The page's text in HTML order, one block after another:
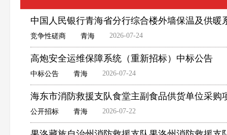
中国人民银行青海省分行综合楼外墙保温及供暖
竞争性磋商 青海 2026-07-24
高炮安全运维保障系统（重新招标）中标公告
中标公告 青海 2026-07-24
海东市消防救援支队食堂主副食品供货单位采购
公开招标 青海 2026-07-22